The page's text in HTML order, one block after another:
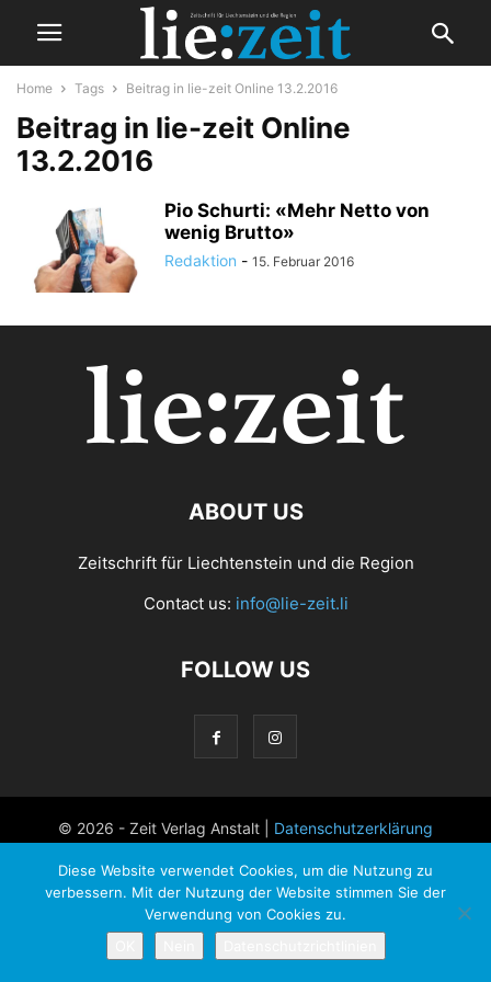
Home Tags Beitrag in lie-zeit Online 13.2.2016
Beitrag in lie-zeit Online
13.2.2016
Pio Schurti: «Mehr Netto von
wenig Brutto»
Redaktion - 15. Februar 2016
ABOUT US
Zeitschrift für Liechtenstein und die Region
Contact us: info@lie-zeit.li
FOLLOW US
© 2026 - Zeit Verlag Anstalt | Datenschutzerklärung
Diese Website verwendet Cookies, um die Nutzung zu
verbessern. Mit der Nutzung der Website stimmen Sie der
Verwendung von Cookies zu.